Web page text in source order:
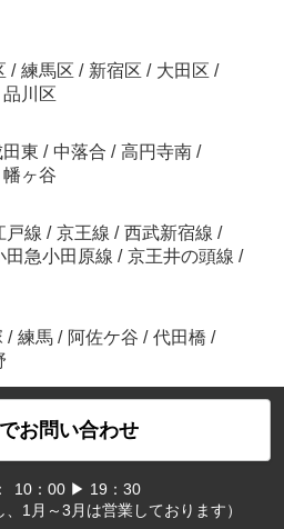
/ 練馬区 / 新宿区 / 大田区 /
品川区
田東 / 中落合 / 高円寺南 /
幡ヶ谷
戸線 / 京王線 / 西武新宿線 /
田急小田原線 / 京王井の頭線 /
/ 練馬 / 阿佐ケ谷 / 代田橋 /
お問い合わせ
10：00 ▶ 19：30
、1月～3月は営業しております）